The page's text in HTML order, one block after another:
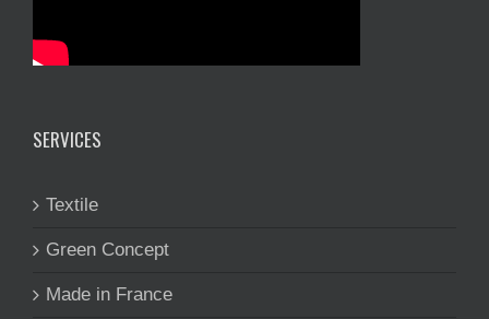
SERVICES
Textile
Green Concept
Made in France